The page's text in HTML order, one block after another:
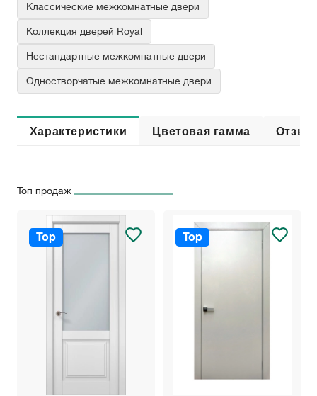
Классические межкомнатные двери
Коллекция дверей Royal
Нестандартные межкомнатные двери
Одностворчатые межкомнатные двери
Характеристики Цветовая гамма
Топ продаж
Top Top